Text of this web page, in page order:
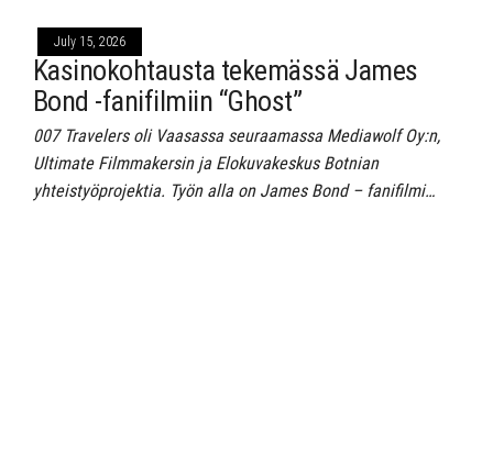
July 15, 2026
Kasinokohtausta tekemässä James
Bond -fanifilmiin “Ghost”
007 Travelers oli Vaasassa seuraamassa Mediawolf Oy:n,
Ultimate Filmmakersin ja Elokuvakeskus Botnian
yhteistyöprojektia. Työn alla on James Bond – fanifilmi…